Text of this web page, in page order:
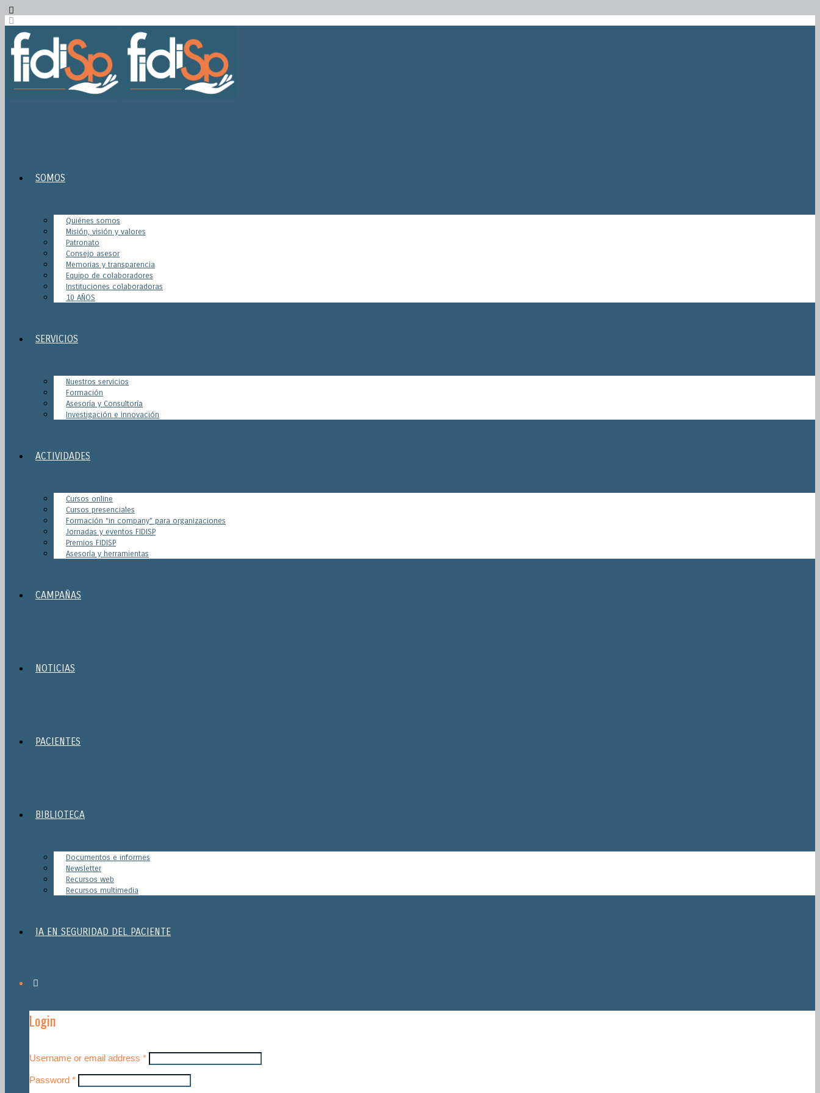
SOMOS
Quiénes somos
Misión, visión y valores
Patronato
Consejo asesor
Memorias y transparencia
Equipo de colaboradores
Instituciones colaboradoras
10 AÑOS
SERVICIOS
Nuestros servicios
Formación
Asesoría y Consultoría
Investigación e innovación
ACTIVIDADES
Cursos online
Cursos presenciales
Formación “in company” para organizaciones
Jornadas y eventos FIDISP
Premios FIDISP
Asesoría y herramientas
CAMPAÑAS
NOTICIAS
PACIENTES
BIBLIOTECA
Documentos e informes
Newsletter
Recursos web
Recursos multimedia
IA EN SEGURIDAD DEL PACIENTE
Login
Username or email address *
Password *